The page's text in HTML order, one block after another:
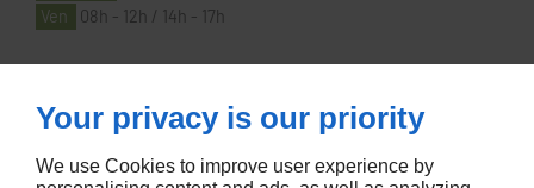
Ven
08h - 12h / 14h - 17h
À PROPOS
Your privacy is our priority
We use Cookies to improve user experience by